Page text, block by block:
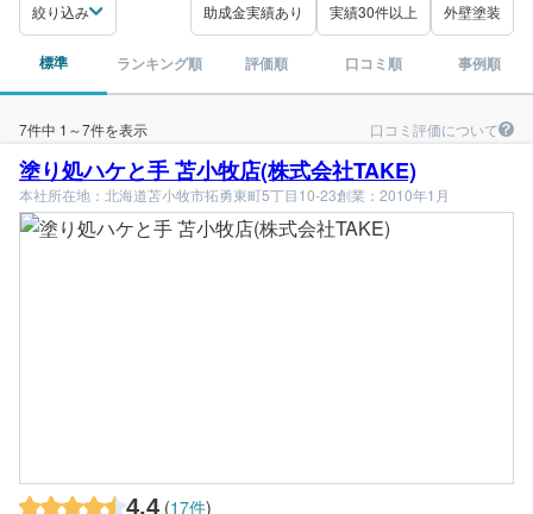
絞り込み 助成金実績あり 実績30件以上 外壁塗装
標準 ランキング順 評価順 口コミ順 事例順
7件中 1～7件を表示 口コミ評価について
塗り処ハケと手 苫小牧店(株式会社TAKE)
本社所在地：北海道苫小牧市拓勇東町5丁目10-23創業：2010年1月
4.4 (17件)